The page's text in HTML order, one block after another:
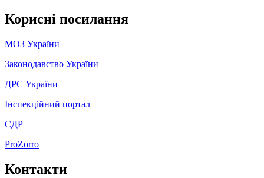
Корисні посилання
МОЗ України
Законодавство України
ДРС України
Інспекційний портал
ЄДР
ProZorro
Контакти